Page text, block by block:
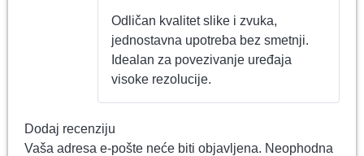
Odličan kvalitet slike i zvuka,
jednostavna upotreba bez smetnji.
Idealan za povezivanje uređaja
visoke rezolucije.
Dodaj recenziju
Vaša adresa e-pošte neće biti objavljena. Neophodna